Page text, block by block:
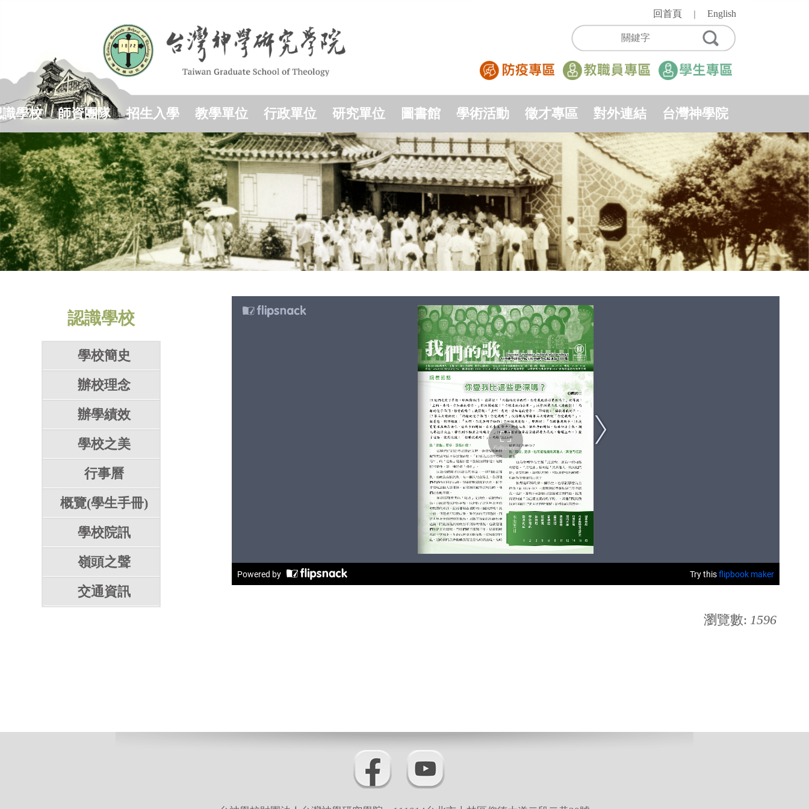
區
回首頁 ｜English
學校 師資團隊 招生入學 教學單位 行政單位 研究單位 圖書館 學術活動 徵才專區 對外連結 台灣神學院
認識學校
學校簡史
辦校理念
辦學績效
學校之美
行事曆
概覽(學生手冊)
學校院訊
嶺頭之聲
交通資訊
瀏覽數: 1596